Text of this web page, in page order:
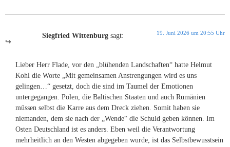
Siegfried Wittenburg sagt: 19. Juni 2026 um 20:55 Uhr
Lieber Herr Flade, vor den „blühenden Landschaften“ hatte Helmut
Kohl die Worte „Mit gemeinsamen Anstrengungen wird es uns
gelingen…“ gesetzt, doch die sind im Taumel der Emotionen
untergegangen. Polen, die Baltischen Staaten und auch Rumänien
müssen selbst die Karre aus dem Dreck ziehen. Somit haben sie
niemanden, dem sie nach der „Wende“ die Schuld geben können. Im
Osten Deutschland ist es anders. Eben weil die Verantwortung
mehrheitlich an den Westen abgegeben wurde, ist das Selbstbewusstsein